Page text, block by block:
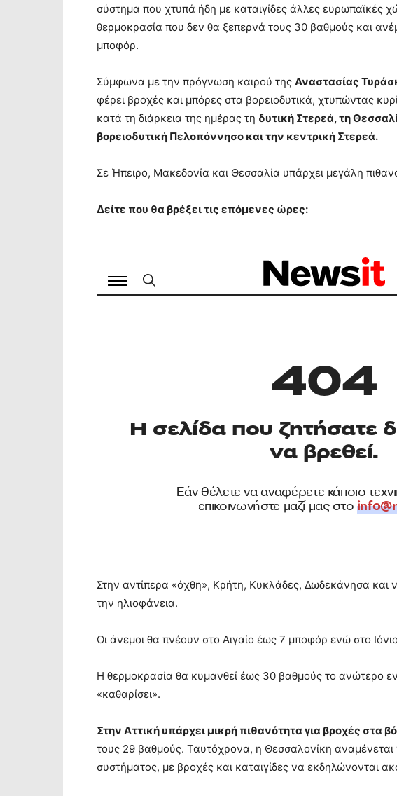
σύστημα που χτυπά ήδη με καταιγίδες άλλες ευρωπαϊκές
θερμοκρασία που δεν θα ξεπερνά τους 30 βαθμούς και
μποφόρ.
Σύμφωνα με την πρόγνωση καιρού της Αναστασίας
φέρει βροχές και μπόρες στα βορειοδυτικά, χτυπώντας
κατά τη διάρκεια της ημέρας τη δυτική Στερεά, τη
βορειοδυτική Πελοπόννησο και την κεντρική Στερεά.
Σε Ήπειρο, Μακεδονία και Θεσσαλία υπάρχει μεγάλη
Δείτε που θα βρέξει τις επόμενες ώρες:
Στην αντίπερα «όχθη», Κρήτη, Κυκλάδες, Δωδεκάνησα
την ηλιοφάνεια.
Οι άνεμοι θα πνέουν στο Αιγαίο έως 7 μποφόρ ενώ στο
Η θερμοκρασία θα κυμανθεί έως 30 βαθμούς το ανώτερο
«καθαρίσει».
Στην Αττική υπάρχει μικρή πιθανότητα για βροχές στα
τους 29 βαθμούς. Ταυτόχρονα, η Θεσσαλονίκη αναμένεται
συστήματος, με βροχές και καταιγίδες να εκδηλώνονται